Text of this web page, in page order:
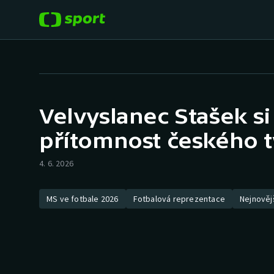
Hokej
Tenis
Cyklistika
Baseball a softbal
Basketbal
Biatlon
Velvyslanec Stašek
přítomnost českého
4. 6. 2026
MS ve fotbale 2026 Fotbalová reprezentace